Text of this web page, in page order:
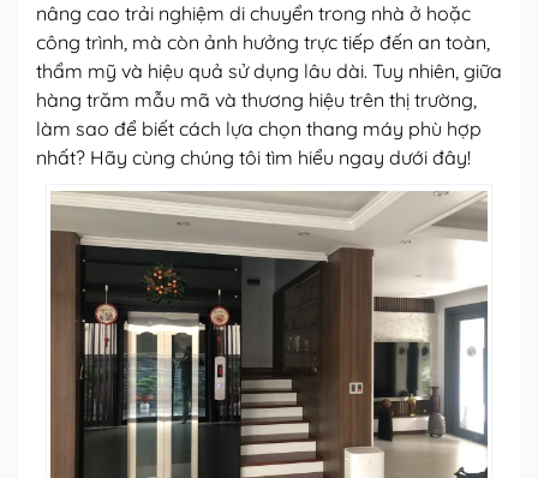
nâng cao trải nghiệm di chuyển trong nhà ở hoặc
công trình, mà còn ảnh hưởng trực tiếp đến an toàn,
thẩm mỹ và hiệu quả sử dụng lâu dài. Tuy nhiên, giữa
hàng trăm mẫu mã và thương hiệu trên thị trường,
làm sao để biết cách lựa chọn thang máy phù hợp
nhất? Hãy cùng chúng tôi tìm hiểu ngay dưới đây!